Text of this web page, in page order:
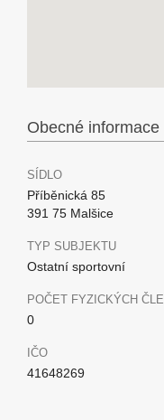
Obecné informace
SÍDLO
Příběnická 85
391 75 Malšice
TYP SUBJEKTU
Ostatní sportovní
POČET FYZICKÝCH
0
IČO
41648269